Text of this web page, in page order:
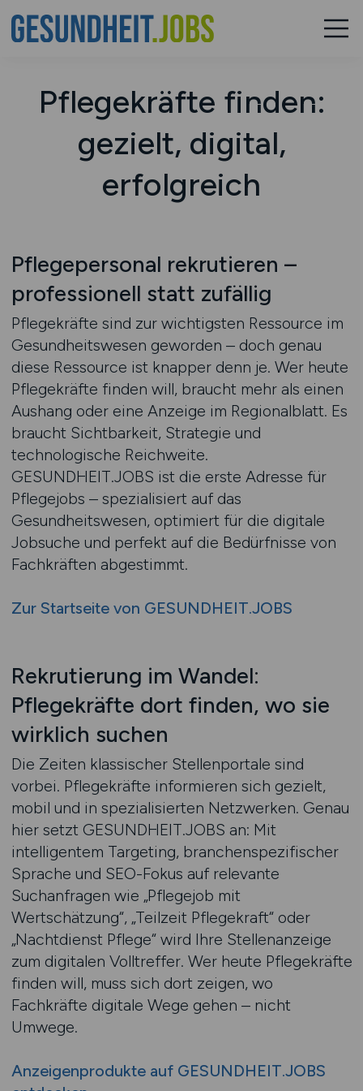
Pflegekräfte finden:
gezielt, digital,
erfolgreich
Pflegepersonal rekrutieren –
professionell statt zufällig
Pflegekräfte sind zur wichtigsten Ressource im
Gesundheitswesen geworden – doch genau
diese Ressource ist knapper denn je. Wer heute
Pflegekräfte finden will, braucht mehr als einen
Aushang oder eine Anzeige im Regionalblatt. Es
braucht Sichtbarkeit, Strategie und
technologische Reichweite.
GESUNDHEIT.JOBS ist die erste Adresse für
Pflegejobs – spezialisiert auf das
Gesundheitswesen, optimiert für die digitale
Jobsuche und perfekt auf die Bedürfnisse von
Fachkräften abgestimmt.
Zur Startseite von GESUNDHEIT.JOBS
Rekrutierung im Wandel:
Pflegekräfte dort finden, wo sie
wirklich suchen
Die Zeiten klassischer Stellenportale sind
vorbei. Pflegekräfte informieren sich gezielt,
mobil und in spezialisierten Netzwerken. Genau
hier setzt GESUNDHEIT.JOBS an: Mit
intelligentem Targeting, branchenspezifischer
Sprache und SEO-Fokus auf relevante
Suchanfragen wie „Pflegejob mit
Wertschätzung“, „Teilzeit Pflegekraft“ oder
„Nachtdienst Pflege“ wird Ihre Stellenanzeige
zum digitalen Volltreffer. Wer heute Pflegekräfte
finden will, muss sich dort zeigen, wo
Fachkräfte digitale Wege gehen – nicht
Umwege.
Anzeigenprodukte auf GESUNDHEIT.JOBS